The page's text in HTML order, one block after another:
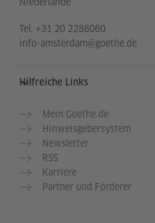
Tel. +31 20 2286060
info-amsterdam@goethe.de
Hilfreiche Links
Mein Goethe.de
Hinweisgebersystem
Newsletter
RSS
Karriere
Partner und Förderer